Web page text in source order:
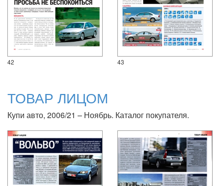
42 43
ТОВАР ЛИЦОМ
Купи авто, 2006/21 – Ноябрь. Каталог покупателя.